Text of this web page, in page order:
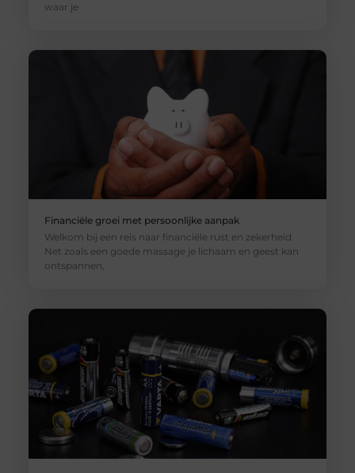
waar je
Financiële groei met persoonlijke aanpak
Welkom bij een reis naar financiële rust en zekerheid.
Net zoals een goede massage je lichaam en geest kan
ontspannen,